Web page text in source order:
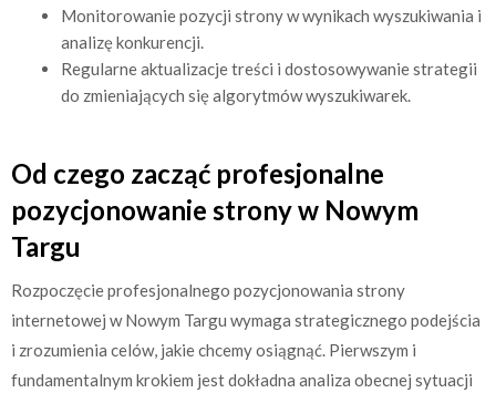
Monitorowanie pozycji strony w wynikach wyszukiwania i
analizę konkurencji.
Regularne aktualizacje treści i dostosowywanie strategii
do zmieniających się algorytmów wyszukiwarek.
Od czego zacząć profesjonalne
pozycjonowanie strony w Nowym
Targu
Rozpoczęcie profesjonalnego pozycjonowania strony
internetowej w Nowym Targu wymaga strategicznego podejścia
i zrozumienia celów, jakie chcemy osiągnąć. Pierwszym i
fundamentalnym krokiem jest dokładna analiza obecnej sytuacji